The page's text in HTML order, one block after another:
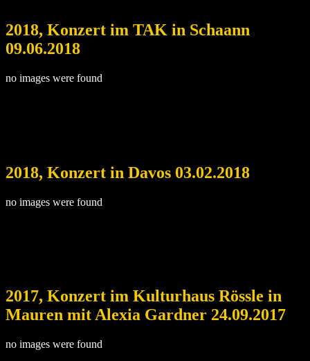
2018, Konzert im TAK in Schaann
09.06.2018
no images were found
2018, Konzert in Davos 03.02.2018
no images were found
2017, Konzert im Kulturhaus Rössle in
Mauren mit Alexia Gardner 24.09.2017
no images were found